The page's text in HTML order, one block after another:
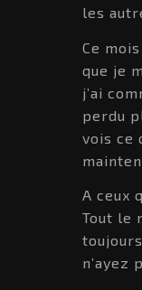
les
Ce
que je
j’ai
perdu
vois ce
A ceux
Tout le
n’ayez